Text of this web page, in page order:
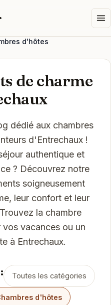
d'hôtes
de charme
dédié aux chambres
d'Entrechaux !
authentique et
? Découvrez notre
soigneusement
leur confort et leur
la chambre
vacances ou un
à Entrechaux.
Toutes les catégories
d'hôtes